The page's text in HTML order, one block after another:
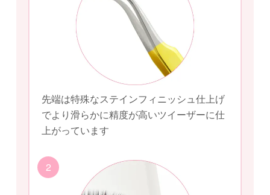
先端は特殊なステインフィニッシュ仕上げ
でより滑らかに精度が高いツイーザーに仕
上がっています
2